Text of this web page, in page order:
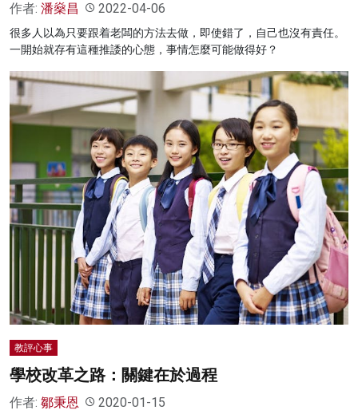
作者: 潘燊昌 2022-04-06
很多人以為只要跟着老闆的方法去做，即使錯了，自己也沒有責任。
一開始就存有這種推諉的心態，事情怎麼可能做得好？
教評心事
學校改革之路：關鍵在於過程
作者: 鄒秉恩 2020-01-15